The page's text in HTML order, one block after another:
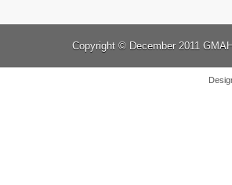
Copyright © December 2011